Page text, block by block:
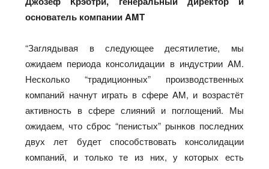
основатель компании AMT
“Заглядывая в следующее десятилетие, мы
ожидаем периода консолидации в индустрии AM.
Несколько “традиционных” производственных
компаний начнут играть в сфере AM, и возрастёт
активность в сфере слияний и поглощений. Мы
ожидаем, что сброс “пенистых” рынков последних
двух лет будет способствовать консолидации
компаний, и только те из них, у которых есть